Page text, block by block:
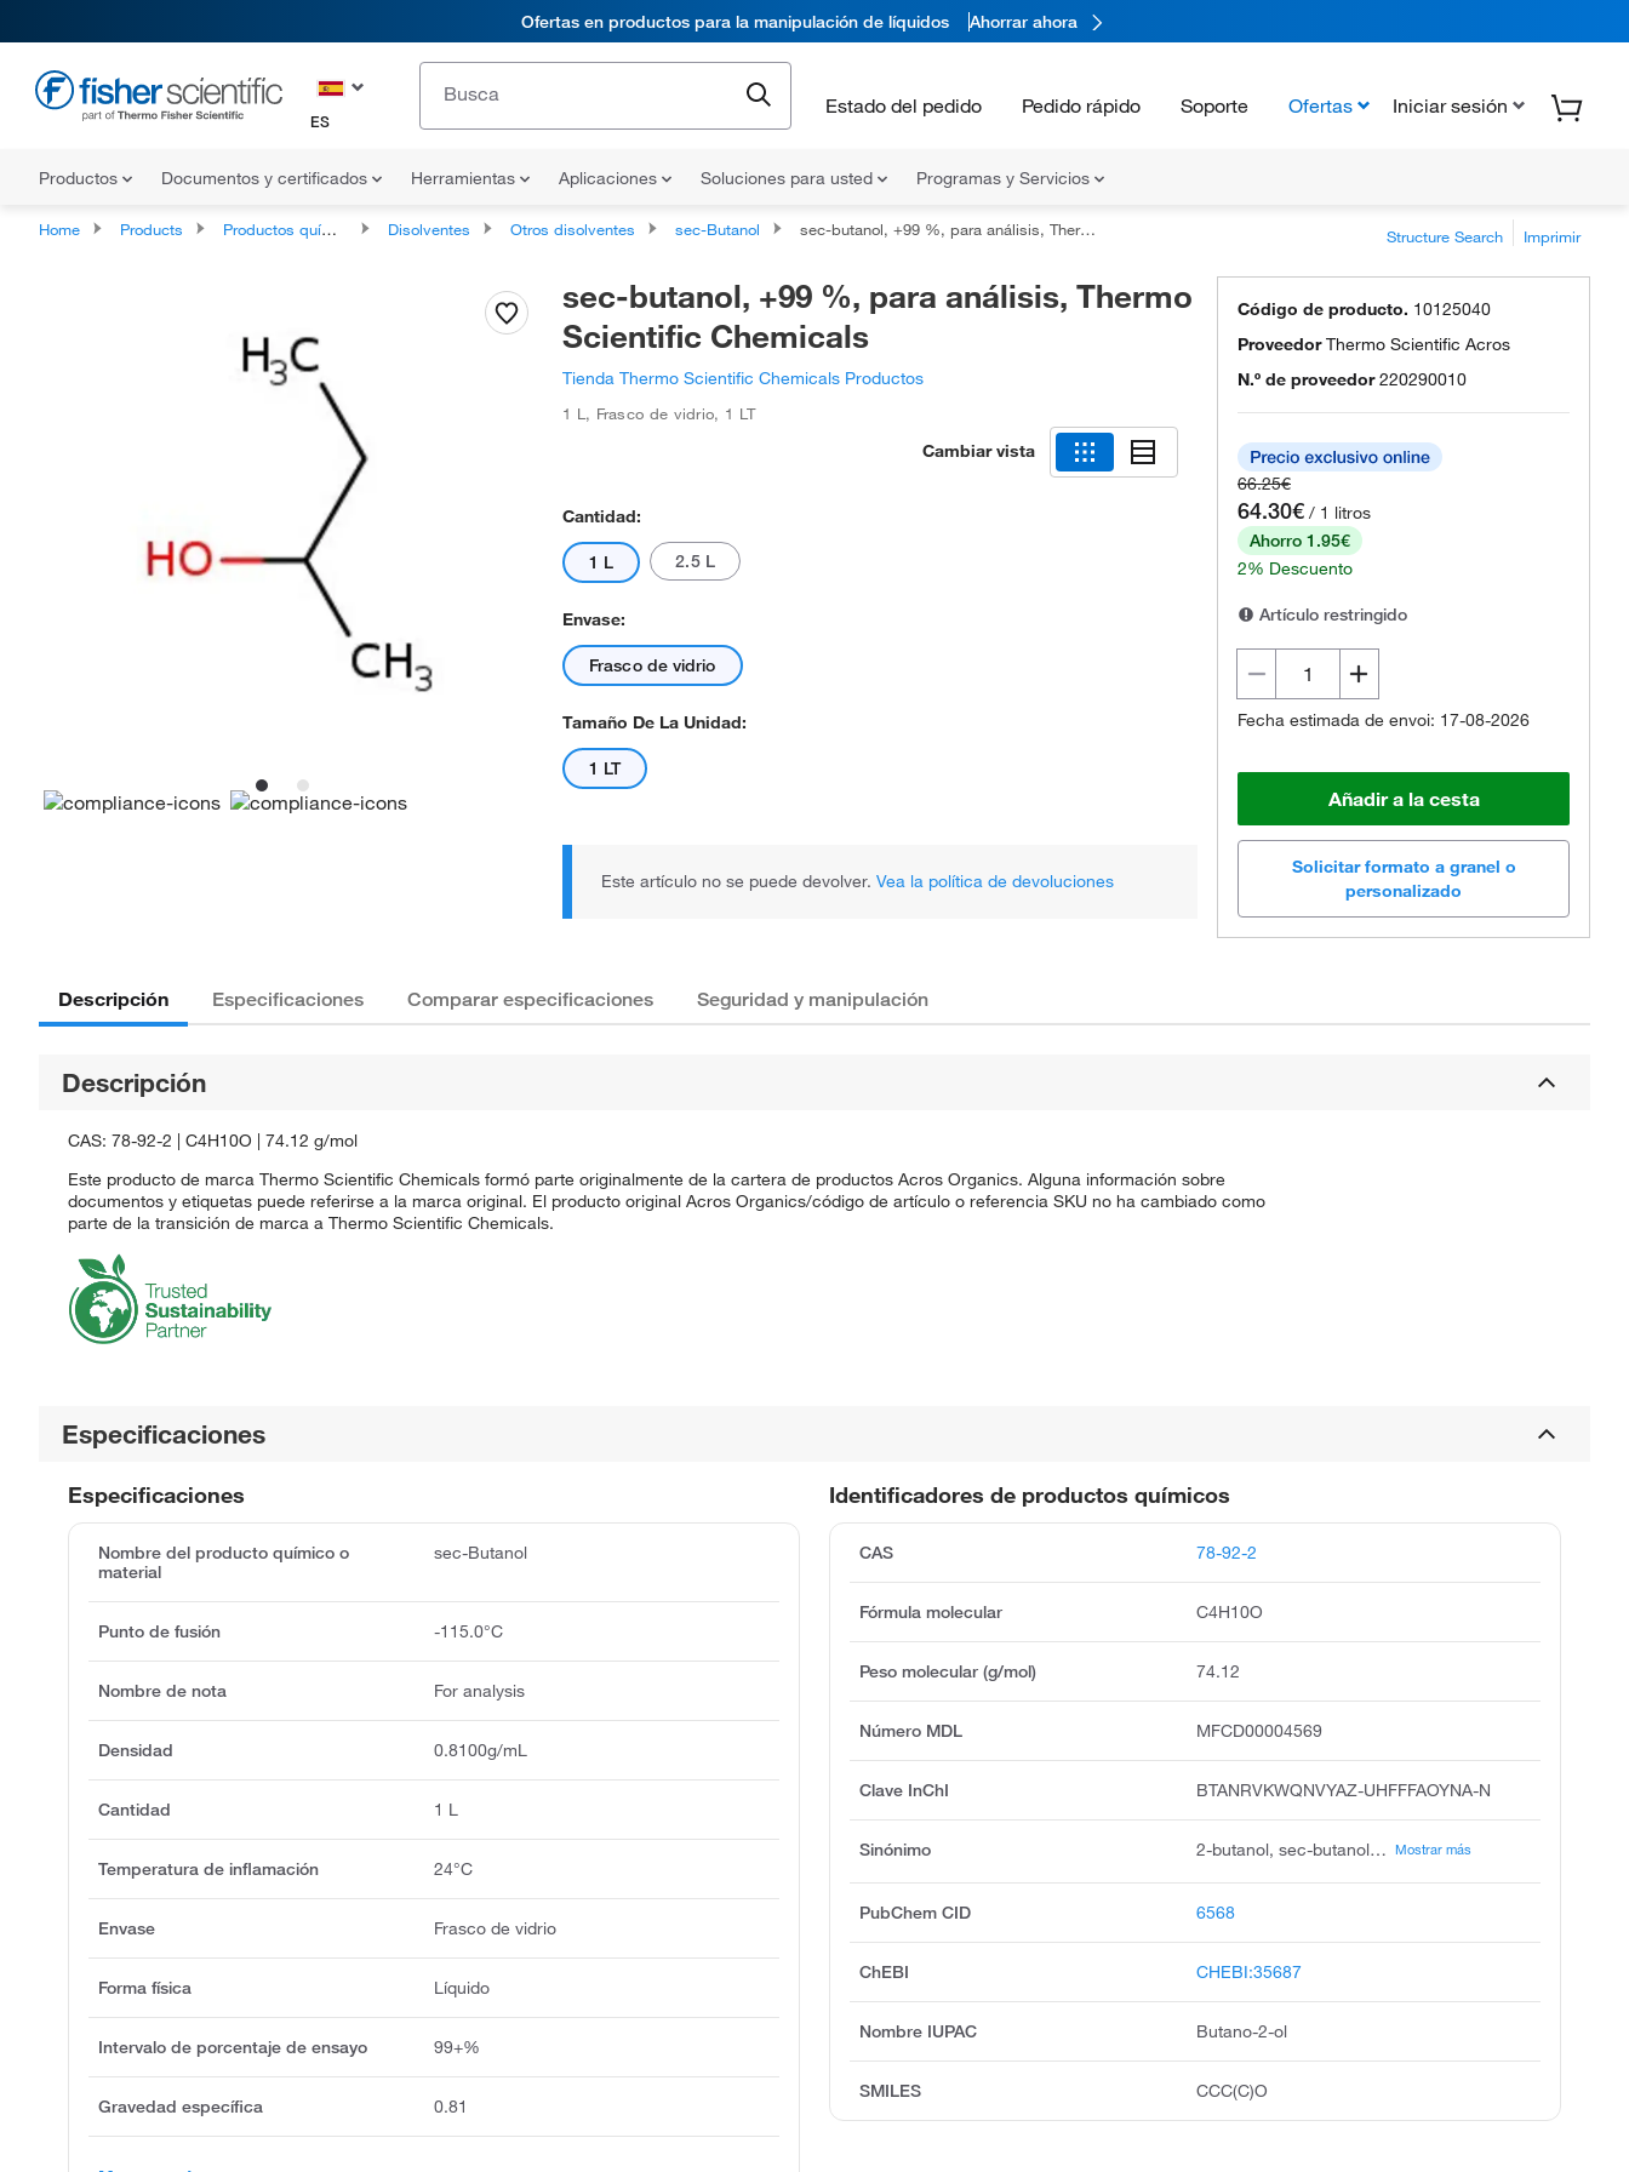
Ofertas en productos para la manipulación de líquidos Ahorrar ahora
ES
Estado del pedido Pedido rápido Soporte Ofertas Iniciar sesión
Productos Documentos y certificados Herramientas Aplicaciones Soluciones para usted Programas y Servicios
Home Products Productos químicos Disolventes Otros disolventes sec-Butanol sec-butanol, +99 %, para análisis, Thermo Scientific Chemicals Structure Search Imprimir
sec-butanol, +99 %, para análisis, Thermo
Scientific Chemicals
Tienda Thermo Scientific Chemicals Productos
1 L , Frasco de vidrio, 1 LT
Cambiar vista
Cantidad:
1 L 2.5 L
Envase:
Frasco de vidrio
Tamaño De La Unidad:
1 LT
Este artículo no se puede devolver. Vea la política de devoluciones
Código de producto. 10125040
ProveedorThermo Scientific Acros
N.º de proveedor 220290010
66.25€
64.30€ / 1 litros
Ahorro 1.95€
2% Descuento
Artículo restringido
Fecha estimada de envoi: 17-08-2026
Añadir a la cesta
Solicitar formato a granel o
personalizado
Descripción Especificaciones Comparar especificaciones Seguridad y manipulación
Descripción
CAS: 78-92-2 | C4H10O | 74.12 g/mol
Este producto de marca Thermo Scientific Chemicals formó parte originalmente de la cartera de productos Acros Organics. Alguna información sobre
documentos y etiquetas puede referirse a la marca original. El producto original Acros Organics/código de artículo o referencia SKU no ha cambiado como
parte de la transición de marca a Thermo Scientific Chemicals.
Especificaciones
Identificadores de productos químicos
CAS 78-92-2
Fórmula molecular C4H10O
Peso molecular (g/mol) 74.12
Número MDL MFCD00004569
Clave InChI BTANRVKWQNVYAZ-UHFFFAOYNA-N
Sinónimo 2-butanol, sec-butanol, sec-butyl alcohol, 2-hydroxybutane, 2-butyl alcohol, s-butyl alcohol, butylene hydrate, s-butanol, 1-methyl-1-propanol, 1-methylpropyl alcohol Mostrar más
PubChem CID 6568
ChEBI CHEBI:35687
Nombre IUPAC Butano-2-ol
SMILES CCC(C)O
Especificaciones
Nombre del producto químico o
material
sec-Butanol
Punto de fusión -115.0°C
Nombre de nota For analysis
Densidad 0.8100g/mL
Cantidad 1 L
Temperatura de inflamación 24°C
Envase Frasco de vidrio
Forma física Líquido
Intervalo de porcentaje de ensayo 99+%
Gravedad específica 0.81